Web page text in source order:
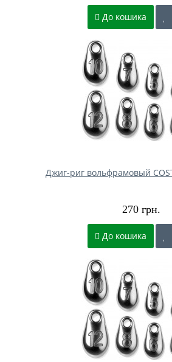
До кошика
Джиг-риг вольфрамовый
270 грн.
До кошика